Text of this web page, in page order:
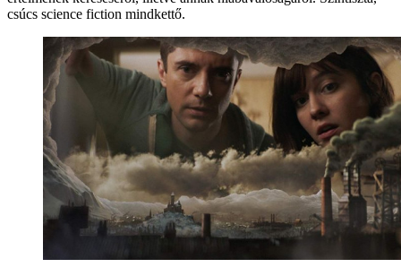
csúcs science fiction mindkettő.